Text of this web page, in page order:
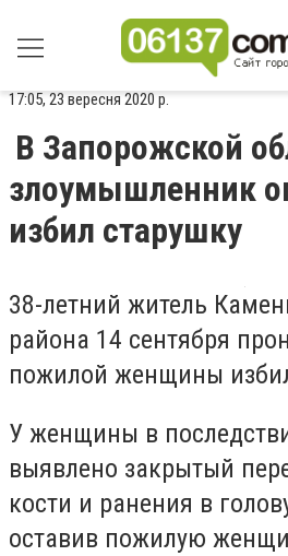
17:05, 23 вересня 2020 р.
В Запорожской
злоумышленник
избил старушку
38-летний житель
района 14 сентября
пожилой женщины
У женщины в
выявлено закрытый
кости и ранения в
оставив пожилую